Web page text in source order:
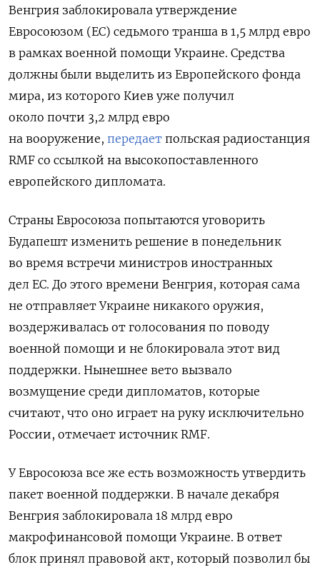
Венгрия заблокировала утверждение
Евросоюзом (ЕС) седьмого транша в 1,5 млрд евро
в рамках военной помощи Украине. Средства
должны были выделить из Европейского фонда
мира, из которого Киев уже получил
около почти 3,2 млрд евро
на вооружение, передает польская радиостанция
RMF со ссылкой на высокопоставленного
европейского дипломата.
Страны Евросоюза попытаются уговорить
Будапешт изменить решение в понедельник
во время встречи министров иностранных
дел ЕС. До этого времени Венгрия, которая сама
не отправляет Украине никакого оружия,
воздерживалась от голосования по поводу
военной помощи и не блокировала этот вид
поддержки. Нынешнее вето вызвало
возмущение среди дипломатов, которые
считают, что оно играет на руку исключительно
России, отмечает источник RMF.
У Евросоюза все же есть возможность утвердить
пакет военной поддержки. В начале декабря
Венгрия заблокировала 18 млрд евро
макрофинансовой помощи Украине. В ответ
блок принял правовой акт, который позволил бы